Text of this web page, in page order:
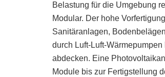
Belastung für die Umgebung
Modular. Der hohe
Sanitäranlagen,
durch Luft-Luft-
abdecken. Eine
Module bis zur Fertigstellung